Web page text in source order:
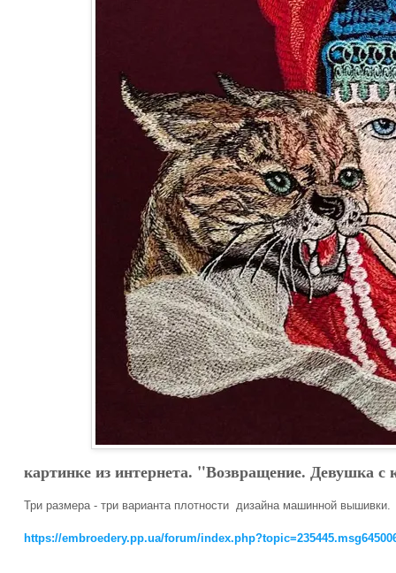
картинке из интернета. "Возвращение. Девушка
Три размера - три варианта плотности дизайна машинной вышивки.
https://embroedery.pp.ua/forum/